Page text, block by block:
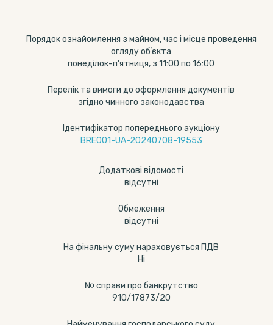
Порядок ознайомлення з майном, час і місце проведення
огляду обʼєкта
понеділок-п'ятниця, з 11:00 по 16:00
Перелік та вимоги до оформлення документів
згідно чинного законодавства
Ідентифікатор попереднього аукціону
BRE001-UA-20240708-19553
Додаткові відомості
відсутні
Обмеження
відсутні
На фінальну суму нараховується ПДВ
Ні
№ справи про банкрутство
910/17873/20